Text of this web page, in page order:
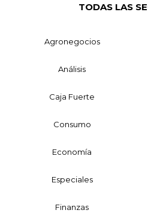
TODAS LAS
Agronegocios
Análisis
Caja Fuerte
Consumo
Economía
Especiales
Finanzas